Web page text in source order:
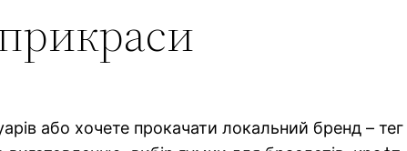
або хочете прокачати локальний бренд – тег